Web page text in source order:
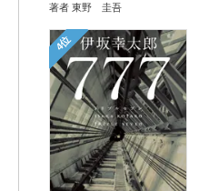
著者 東野 圭吾
4位